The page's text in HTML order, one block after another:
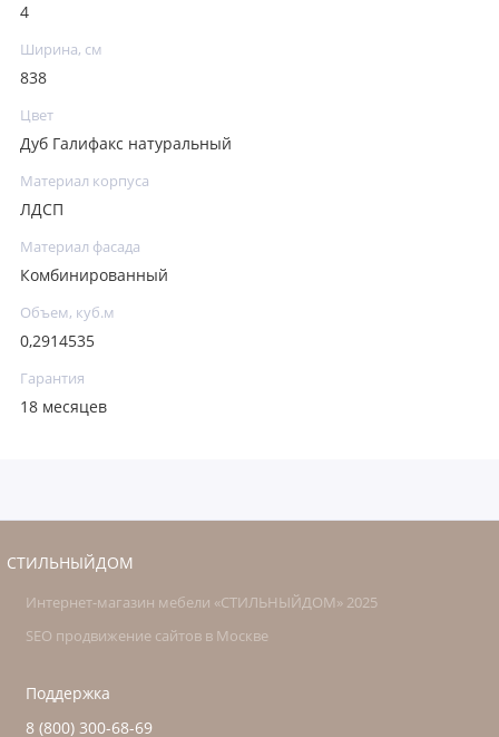
4
Ширина, см
838
Цвет
Дуб Галифакс натуральный
Материал корпуса
ЛДСП
Материал фасада
Комбинированный
Объем, куб.м
0,2914535
Гарантия
18 месяцев
СТИЛЬНЫЙДОМ
Интернет-магазин мебели «СТИЛЬНЫЙДОМ» 2025
SEO продвижение сайтов в Москве
Поддержка
8 (800) 300-68-69